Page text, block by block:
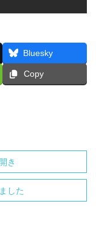
Bluesky
Copy
き
した